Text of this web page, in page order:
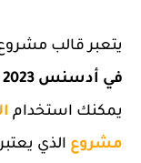
يتعبر قالب
في أدسنس 2023
يمكنك استخدام
مشروع الذي